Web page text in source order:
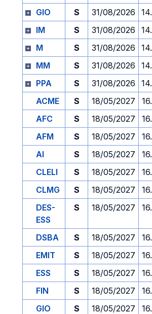
GIO
S 31/08/2026
IM
S 31/08/2026
M
S 31/08/2026
MM
S 31/08/2026
PPA
S 31/08/2026
ACME
S 18/05/2027
AFC
S 18/05/2027
AFM
S 18/05/2027
AI
S 18/05/2027
CLELI
S 18/05/2027
CLMG
S 18/05/2027
DES-
ESS
S 18/05/2027
DSBA S 18/05/2027
EMIT
S 18/05/2027
ESS
S 18/05/2027
FIN
S 18/05/2027
GIO
S 18/05/2027